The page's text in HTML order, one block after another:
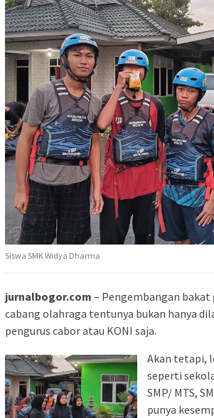
Siswa SMK Widya Dharma
jurnalbogor.com – Pengembangan bakat
cabang olahraga tentunya bukan hanya
pengurus cabor atau KONI saja.
Akan tetapi,
seperti
SMP/ MTS,
punya